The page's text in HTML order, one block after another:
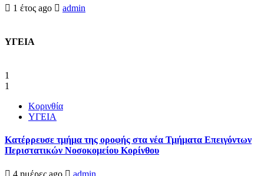
1 έτος ago admin
ΥΓΕΙΑ
1
1
Κορινθία
ΥΓΕΙΑ
Kατέρρευσε τμήμα της οροφής στα νέα Τμήματα Επειγόντων
Περιστατικών Νοσοκομείου Κορίνθου
4 ημέρες ago admin